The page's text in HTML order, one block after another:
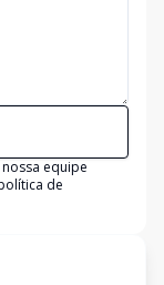
equipe
de